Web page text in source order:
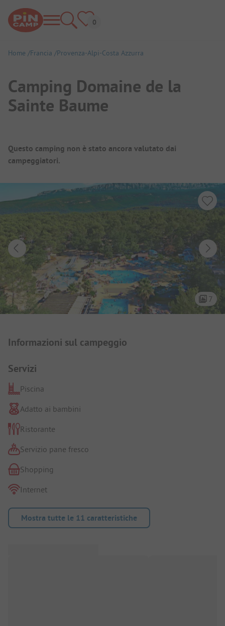
Home Francia Provenza-Alpi-Costa Azzurra
Camping Domaine de la
Sainte Baume
Panoramica del campeggio
Questo camping non è stato ancora valutato dai
campeggiatori.
7
Informazioni sul campeggio
Servizi
Piscina
Adatto ai bambini
Ristorante
Servizio pane fresco
Shopping
Internet
Mostra tutte le 11 caratteristiche